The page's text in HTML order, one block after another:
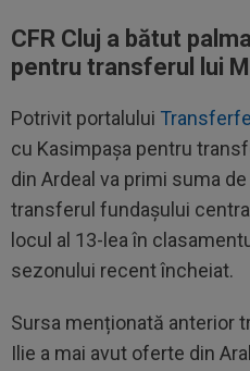
CFR Cluj a bătut
pentru transferul lui
Potrivit portalului
cu Kasimpașa pentru
din Ardeal va primi suma
transferul fundașului
locul al 13-lea în
sezonului recent încheiat.
Sursa menționată anterior
Ilie a mai avut oferte din